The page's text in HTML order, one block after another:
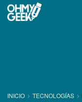
INICIO TECNOLOGÍ­AS